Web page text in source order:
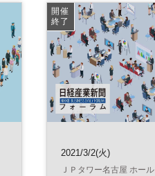
開催
終了
2021/3/2(火)
ＪＰタワー名古屋 ホール